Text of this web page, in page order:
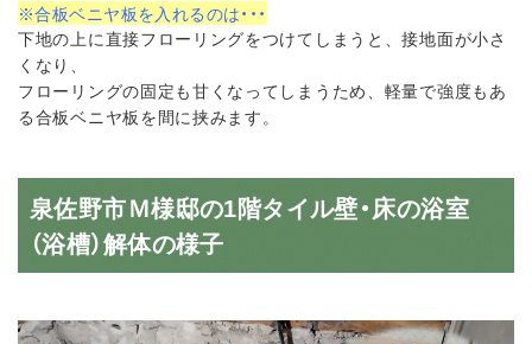
※合板ベニヤ板を入れるのは・・・
下地の上に直接フローリングをつけてしまうと、接地面が小さ
くなり、
フローリングの固定も甘くなってしまうため、軽量で強度もあ
る合板ベニヤ板を間に挟みます。
泉佐野市Ｍ様邸の1階タイル壁・床の浴室
（浴槽）解体の様子